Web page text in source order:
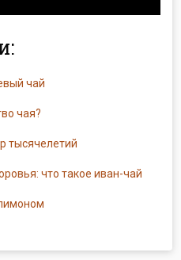
чай
чая?
тысячелетий
что такое иван-чай